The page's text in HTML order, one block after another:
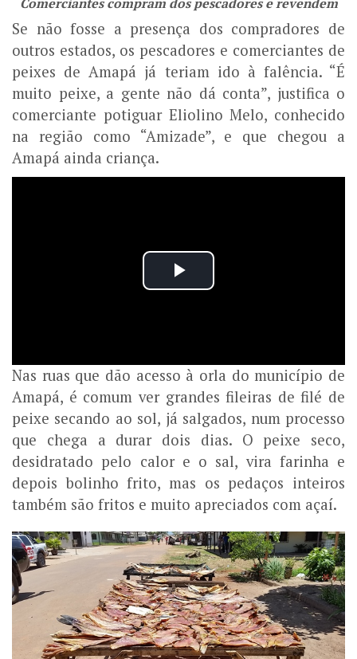
Se não fosse a presença dos compradores de
outros estados, os pescadores e comerciantes de
peixes de Amapá já teriam ido à falência. “É
muito peixe, a gente não dá conta”, justifica o
comerciante potiguar Eliolino Melo, conhecido
na região como “Amizade”, e que chegou a
Amapá ainda criança.
Nas ruas que dão acesso à orla do município de
Amapá, é comum ver grandes fileiras de filé de
peixe secando ao sol, já salgados, num processo
que chega a durar dois dias. O peixe seco,
desidratado pelo calor e o sal, vira farinha e
depois bolinho frito, mas os pedaços inteiros
também são fritos e muito apreciados com açaí.